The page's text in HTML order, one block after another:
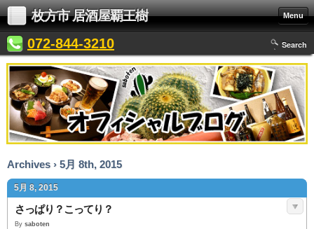
枚方市 居酒屋覇王樹 Menu
072-844-3210 Search
Archives › 5月 8th, 2015
5月 8, 2015
さっぱり？こってり？
By saboten